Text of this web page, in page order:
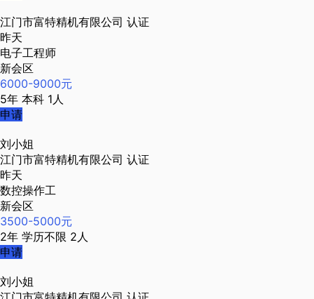
江门市富特精机有限公司 认证
昨天
电子工程师
新会区
6000-9000元
5年 本科 1人
申请
刘小姐
江门市富特精机有限公司 认证
昨天
数控操作工
新会区
3500-5000元
2年 学历不限 2人
申请
刘小姐